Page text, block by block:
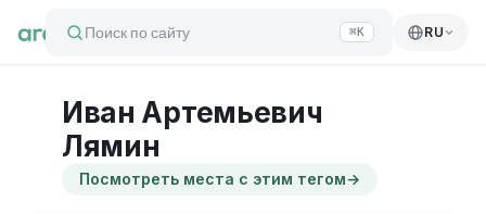
Поиск по сайту ⌘K RU
Иван Артемьевич
Лямин
Посмотреть места с этим тегом→